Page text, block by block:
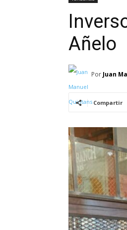
Añelo
Por Juan
Compartir